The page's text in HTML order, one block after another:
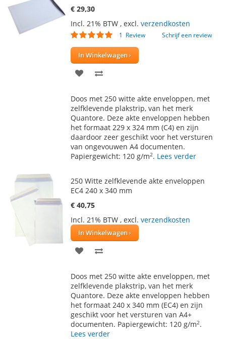
€ 29,30
Incl. 21% BTW , excl. verzendkosten
Waardering:
1 Review Schrijf een review
In Winkelwagen
VOEG
AAN
VERLANGLIJST
TE
VERGELIJKEN
Doos met 250 witte akte enveloppen, met
zelfklevende plakstrip, van het merk
Quantore. Deze akte enveloppen hebben
het formaat 229 x 324 mm (C4) en zijn
daardoor zeer geschikt voor het versturen
van ongevouwen A4 documenten.
Papiergewicht: 120 g/m2. Lees verder
250 Witte zelfklevende akte enveloppen
EC4 240 x 340 mm
€ 40,75
Incl. 21% BTW , excl. verzendkosten
In Winkelwagen
VOEG
AAN
VERLANGLIJST
TE
VERGELIJKEN
Doos met 250 witte akte enveloppen, met
zelfklevende plakstrip, van het merk
Quantore. Deze akte enveloppen hebben
het formaat 240 x 340 mm (EC4) en zijn
geschikt voor het versturen van A4+
documenten. Papiergewicht: 120 g/m2.
Lees verder